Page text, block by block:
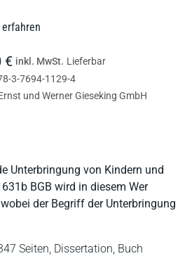
Unterbringung von Kindern und
BGB wird in diesem Wer
der Begriff der Unterbringung
Seiten, Dissertation, Buch
€ inkl. MwSt. Lieferbar
3-7694-1129-4
und Werner Gieseking GmbH